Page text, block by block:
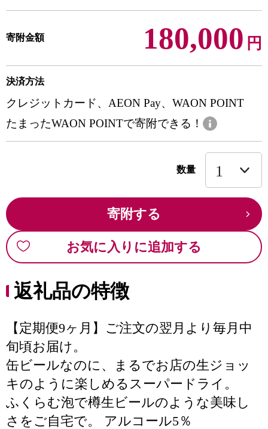
寄附金額 180,000 円
決済方法
クレジットカード、AEON Pay、WAON POINT
たまったWAON POINTで寄附できる！
数量
寄附する
お気に入りに追加する
返礼品の特徴
【定期便9ヶ月】ご注文の翌月より毎月中
旬頃お届け。
缶ビールなのに、まるでお店の生ジョッ
キのように楽しめるスーパードライ。
ふくらむ泡で樽生ビールのような美味し
さをご自宅で。 アルコール5％